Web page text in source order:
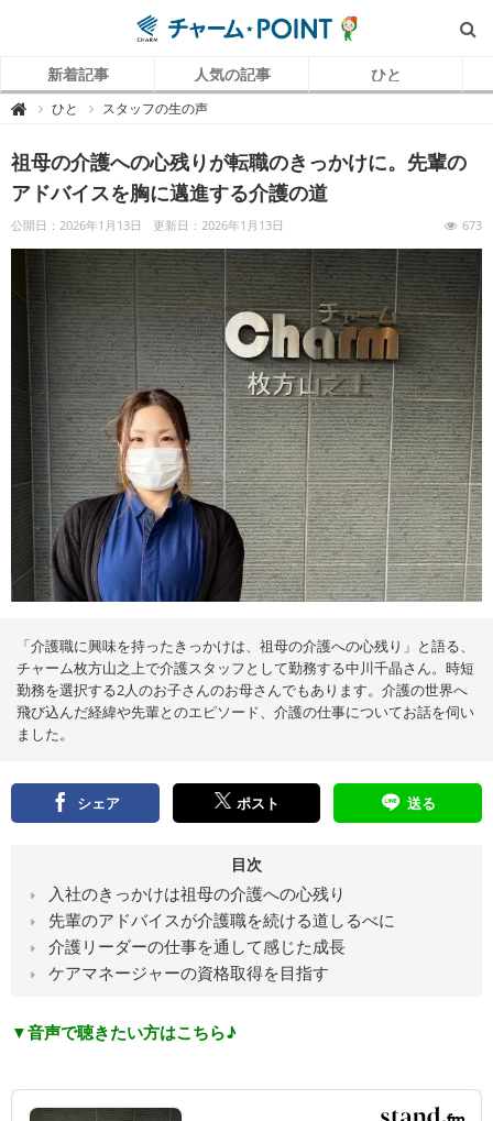
新着記事 人気の記事 ひと
 チ
P
O
I
（
ャ
イ
で
く
リ
ア
を
伝
る
情
報
デ
ィ
ア
ひと スタッフの生の声
祖母の介護への心残りが転職のきっかけに。先輩の
アドバイスを胸に邁進する介護の道
公開日：2026年1月13日 更新日：2026年1月13日 673
「介護職に興味を持ったきっかけは、祖母の介護への心残り」と語る、
チャーム枚方山之上で介護スタッフとして勤務する中川千晶さん。時短
勤務を選択する2人のお子さんのお母さんでもあります。介護の世界へ
飛び込んだ経緯や先輩とのエピソード、介護の仕事についてお話を伺い
ました。
シェア ポスト 送る
目次
入社のきっかけは祖母の介護への心残り
先輩のアドバイスが介護職を続ける道しるべに
介護リーダーの仕事を通して感じた成長
ケアマネージャーの資格取得を目指す
▼音声で聴きたい方はこちら♪